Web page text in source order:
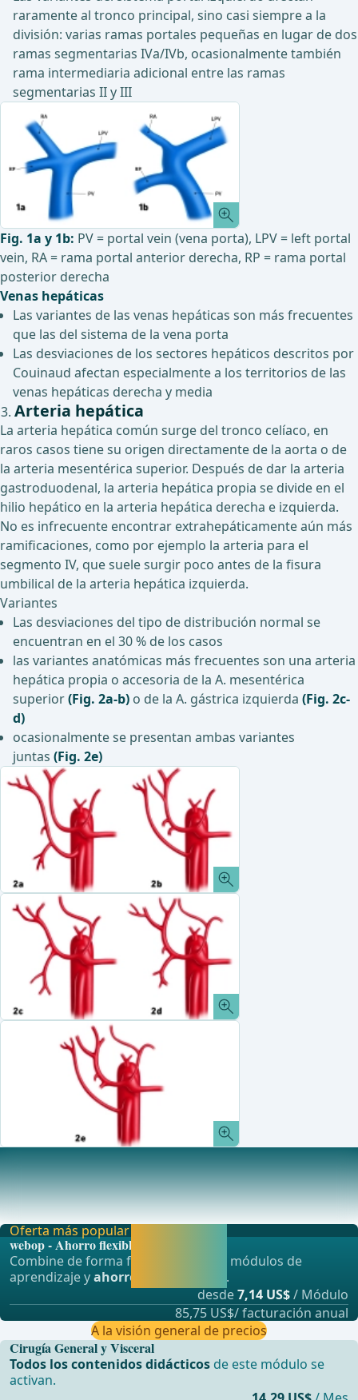
raramente al tronco principal, sino casi siempre a la
división: varias ramas portales pequeñas en lugar de dos
ramas segmentarias IVa/IVb, ocasionalmente también
rama intermediaria adicional entre las ramas
segmentarias II y III
Fig. 1a y 1b: PV = portal vein (vena porta), LPV = left portal
vein, RA = rama portal anterior derecha, RP = rama portal
posterior derecha
Venas hepáticas
Las variantes de las venas hepáticas son más frecuentes
que las del sistema de la vena porta
Las desviaciones de los sectores hepáticos descritos por
Couinaud afectan especialmente a los territorios de las
venas hepáticas derecha y media
Arteria hepática
La arteria hepática común surge del tronco celíaco, en
raros casos tiene su origen directamente de la aorta o de
la arteria mesentérica superior. Después de dar la arteria
gastroduodenal, la arteria hepática propia se divide en el
hilio hepático en la arteria hepática derecha e izquierda.
No es infrecuente encontrar extrahepáticamente aún más
ramificaciones, como por ejemplo la arteria para el
segmento IV, que suele surgir poco antes de la fisura
umbilical de la arteria hepática izquierda.
Variantes
Las desviaciones del tipo de distribución normal se
encuentran en el 30 % de los casos
las variantes anatómicas más frecuentes son una arteria
hepática propia o accesoria de la A. mesentérica
superior(Fig. 2a-b) o de la A. gástrica izquierda (Fig. 2c-
d)
ocasionalmente se presentan ambas variantes
juntas (Fig. 2e)
Vías biliares
La porci&#xF3;n extrahep&#xE1;tica del&#xA0;ductus
hepaticus sinister&#xA0;mide aproximadamente 3-5
Oferta más popular
webop - Ahorro flexible
Combine de forma flexible nuestros módulos de
aprendizaje yahorre hasta un 50% .
desde7,14 US$/ Módulo
85,75 US$/ facturación anual
A la visión general de precios
Cirugía General y Visceral
Todos los contenidos didácticos de este módulo se
activan.